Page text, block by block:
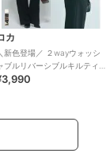
カ
新色登場／ ２wayウォッシ
ブルリバーシブルキルティ
グブルゾン 全4色